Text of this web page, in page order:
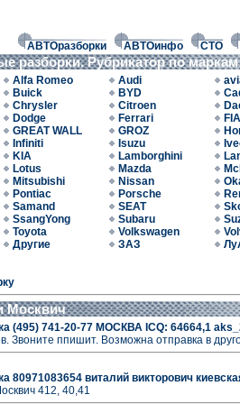
АВТОразборки АВТОинфо СТО
разборки. Рубрикатор по
Alfa Romeo Audi
Buick BYD
Chrysler Citroen
Dodge Ferrari
GREAT WALL GROZ
Infiniti Isuzu
KIA Lamborghini
Lotus Mazda
Mitsubishi Nissan
Pontiac Porsche
Samand SEAT
SsangYong Subaru
Toyota Volkswagen
Другие ЗАЗ
Москвич
(495) 741-20-77 МОСКВА ICQ: 64664,1
Звоните ппишит. Возможна отправка в
80971083654 виталий викторович
412, 40,41